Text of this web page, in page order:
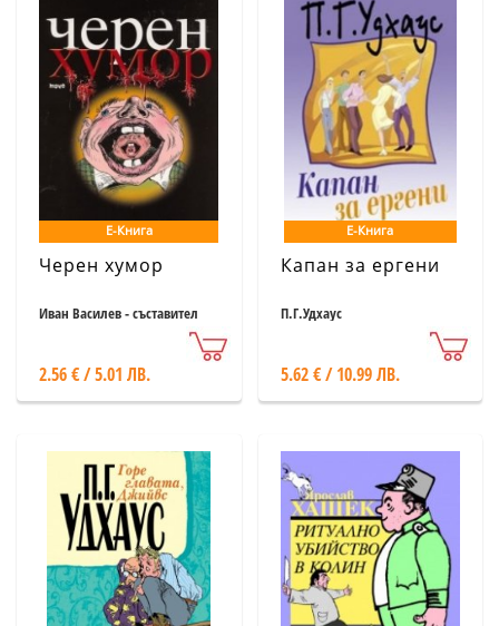
Е-Книга
Черен хумор
Иван Василев - съставител
2.56 € / 5.01 ЛВ.
Е-Книга
Капан за ергени
П.Г.Удхаус
5.62 € / 10.99 ЛВ.